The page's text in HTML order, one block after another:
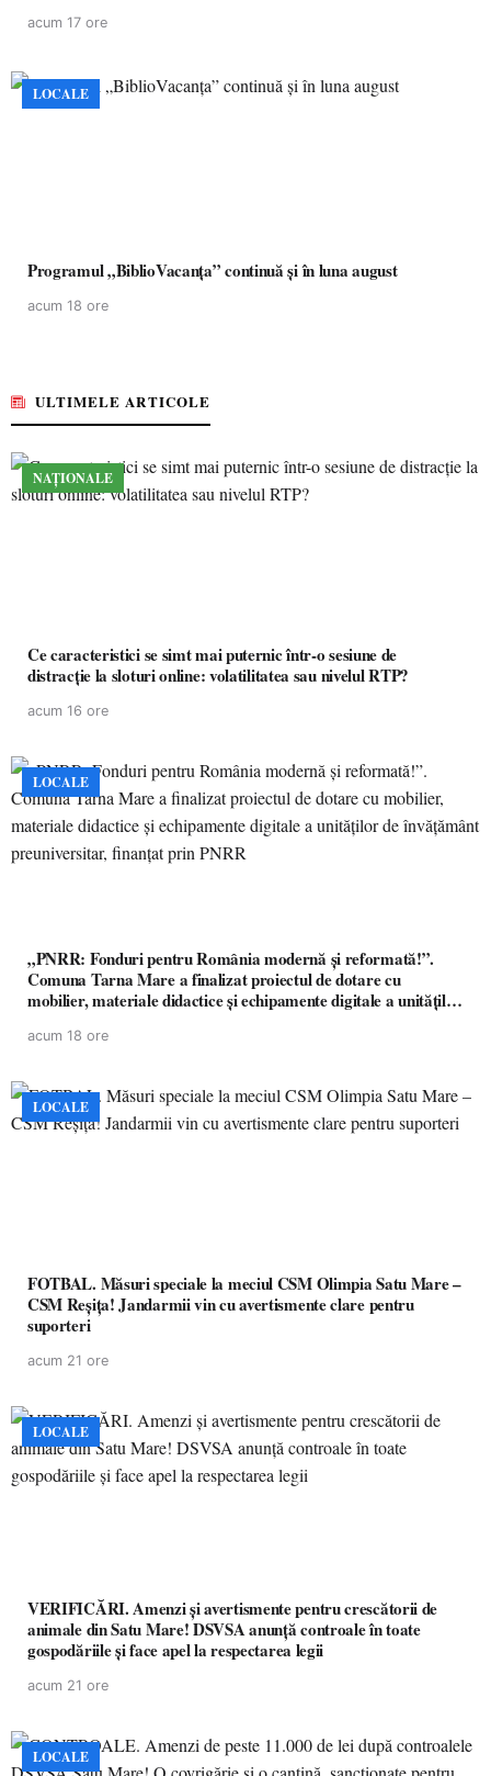
acum 17 ore
LOCALE
Programul „BiblioVacanța” continuă și în luna august
acum 18 ore
ULTIMELE ARTICOLE
NAȚIONALE
Ce caracteristici se simt mai puternic într-o sesiune de
distracție la sloturi online: volatilitatea sau nivelul RTP?
acum 16 ore
LOCALE
„PNRR: Fonduri pentru România modernă și reformată!”.
Comuna Tarna Mare a finalizat proiectul de dotare cu
mobilier, materiale didactice și echipamente digitale a unităților
acum 18 ore
LOCALE
FOTBAL. Măsuri speciale la meciul CSM Olimpia Satu Mare –
CSM Reșița! Jandarmii vin cu avertismente clare pentru
suporteri
acum 21 ore
LOCALE
VERIFICĂRI. Amenzi și avertismente pentru crescătorii de
animale din Satu Mare! DSVSA anunță controale în toate
gospodăriile și face apel la respectarea legii
acum 21 ore
LOCALE